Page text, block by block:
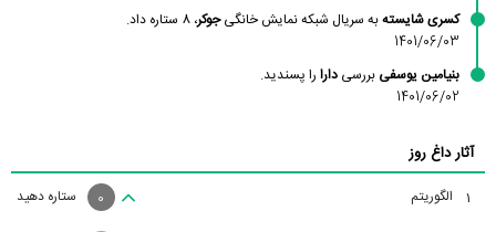
کسری شایستهبه سریال شبکه نمایش خانگیجوکر، 8 ستاره داد.
1401/06/03
بنیامین یوسفی بررسی دارا را پسندید.
1401/06/02
آثار داغ روز
1 الگوریتم ستاره دهید 0